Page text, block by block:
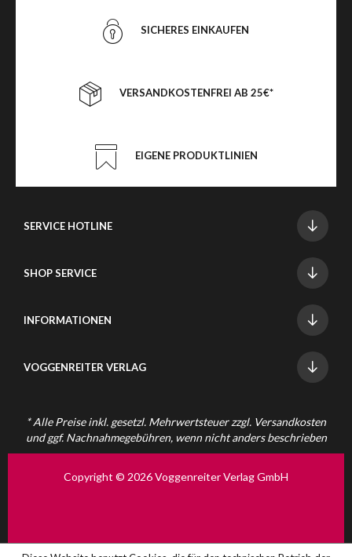
SICHERES EINKAUFEN
VERSANDKOSTENFREI AB 25€*
EIGENE PRODUKTLINIEN
SERVICE HOTLINE
SHOP SERVICE
INFORMATIONEN
VOGGENREITER VERLAG
* Alle Preise inkl. gesetzl. Mehrwertsteuer zzgl. Versandkosten
und ggf. Nachnahmegebühren, wenn nicht anders beschrieben
Copyright © 2026 Voggenreiter Verlag GmbH